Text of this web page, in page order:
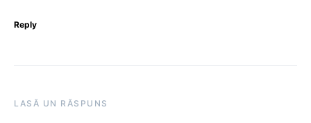
Reply
LASĂ UN RĂSPUNS